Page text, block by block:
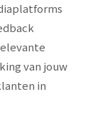
van jouw
in